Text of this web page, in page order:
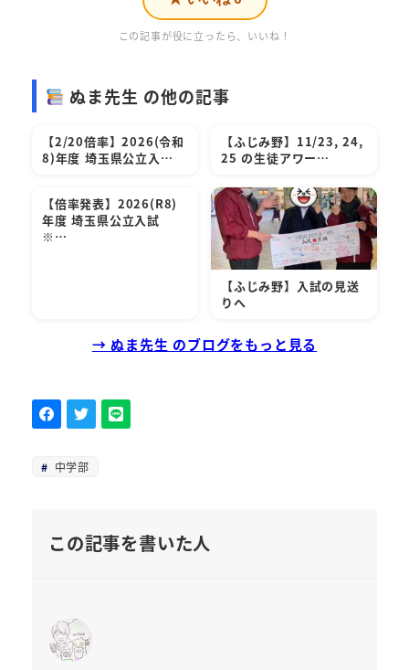
この記事が役に立ったら、いいね！
ぬま先生 の他の記事
【2/20倍率】2026(令和
8)年度 埼玉県公立入…
【ふじみ野】11/23, 24,
25 の生徒アワー…
【倍率発表】2026(R8)
年度 埼玉県公立入試
※…
【ふじみ野】入試の見送
りへ
→ ぬま先生 のブログをもっと見る
中学部
この記事を書いた人